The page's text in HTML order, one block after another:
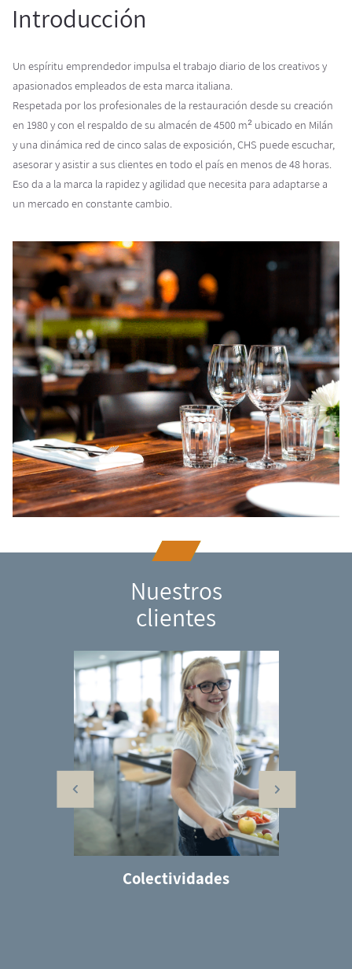
Introducción
Un espíritu emprendedor impulsa el trabajo diario de los creativos y
apasionados empleados de esta marca italiana.
Respetada por los profesionales de la restauración desde su creación
en 1980 y con el respaldo de su almacén de 4500 m² ubicado en Milán
y una dinámica red de cinco salas de exposición, CHS puede escuchar,
asesorar y asistir a sus clientes en todo el país en menos de 48 horas.
Eso da a la marca la rapidez y agilidad que necesita para adaptarse a
un mercado en constante cambio.
Nuestros
clientes
Colectividades